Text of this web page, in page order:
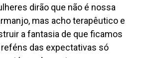
dirão que não é nossa
mas acho terapêutico e
a fantasia de que ficamos
das expectativas só